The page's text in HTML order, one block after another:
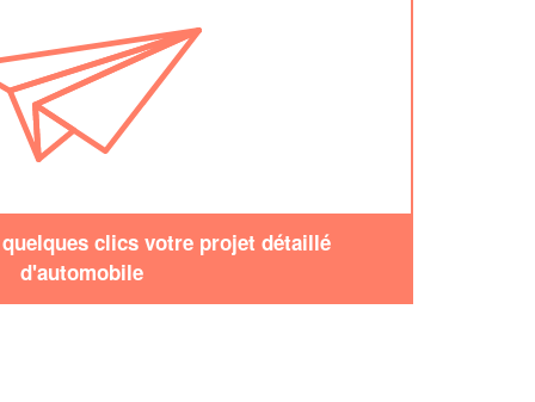
clics votre projet détaillé
d'automobile